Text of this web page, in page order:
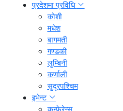
प्रदेशमा प्रविधि
कोशी
मधेश
बागमती
गण्डकी
लुम्बिनी
कर्णाली
सुदूरपश्चिम
इभेन्ट